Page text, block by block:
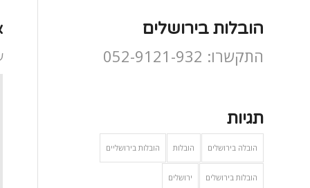
הובלות בירושלים
התקשרו: 052-9121-932
תגיות
הובלה בירושלים הובלות הובלות בירושליים
הובלות בירושלים ירושלים